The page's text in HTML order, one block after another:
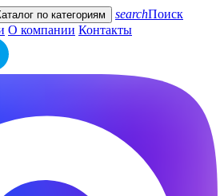
по категориям searchПоиск
О компании Контакты